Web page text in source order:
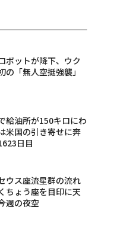
ボットが降下、ウク
の「無人空挺強襲」
給油所が150キロにわ
米国の引き寄せに奔
日目
ウス座流星群の流れ
ちょう座を目印に天
週の夜空